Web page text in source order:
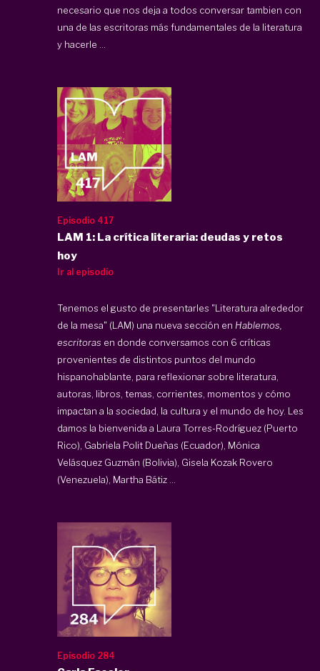
necesario que nos deja a todos conversar tambien con
una de las escritoras más fundamentales de la literatura
y hacerle ...
Episodio 417
LAM 1: La crítica literaria: deudas y retos
hoy
Ir al episodio
Tenemos el gusto de presentarles "Literatura alrededor
de la mesa" (LAM) una nueva sección en Hablemos,
escritoras en donde conversamos con 6 críticas
provenientes de distintos puntos del mundo
hispanohablante, para reflexionar sobre literatura,
autoras, libros, temas, corrientes, momentos y cómo
impactan a la sociedad, la cultura y el mundo de hoy. Les
damos la bienvenida a Laura Torres-Rodríguez (Puerto
Rico), Gabriela Polit Dueñas (Ecuador), Mónica
Velásquez Guzmán (Bolivia), Gisela Kozak Rovero
(Venezuela), Martha Bátiz ...
Episodio 284